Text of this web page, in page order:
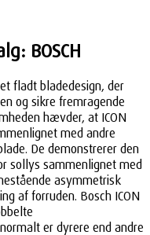
BOSCH
fladt bladedesign, der
og sikre fremragende
hævder, at ICON
med andre
De demonstrerer den
sollys sammenlignet med
asymmetrisk
af forruden. Bosch ICON
er dyrere end andre